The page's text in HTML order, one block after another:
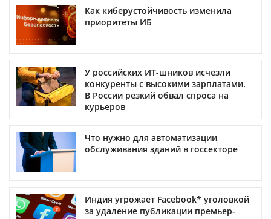
Как киберустойчивость изменила
приоритеты ИБ
У российских ИТ-шников исчезли
конкуренты с высокими зарплатами.
В России резкий обвал спроса на
курьеров
Что нужно для автоматизации
обслуживания зданий в госсекторе
Индия угрожает Facebook* уголовкой
за удаление публикации премьер-